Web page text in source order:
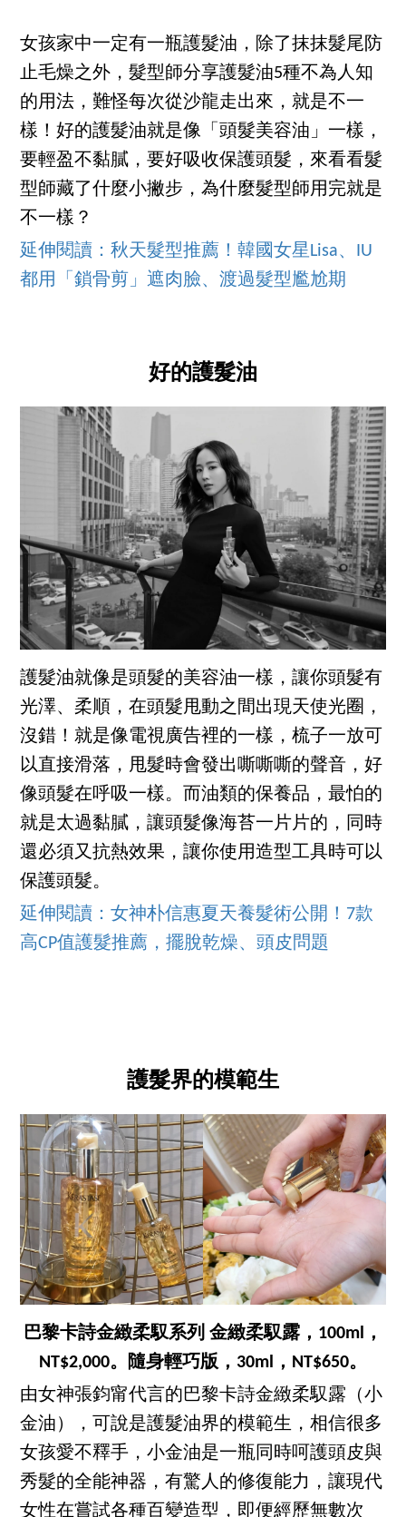
女孩家中一定有一瓶護髮油，除了抹抹髮尾防
止毛燥之外，髮型師分享護髮油5種不為人知
的用法，難怪每次從沙龍走出來，就是不一
樣！好的護髮油就是像「頭髮美容油」一樣，
要輕盈不黏膩，要好吸收保護頭髮，來看看髮
型師藏了什麼小撇步，為什麼髮型師用完就是
不一樣？
延伸閱讀：秋天髮型推薦！韓國女星Lisa、IU
都用「鎖骨剪」遮肉臉、渡過髮型尷尬期
好的護髮油
護髮油就像是頭髮的美容油一樣，讓你頭髮有
光澤、柔順，在頭髮甩動之間出現天使光圈，
沒錯！就是像電視廣告裡的一樣，梳子一放可
以直接滑落，甩髮時會發出嘶嘶嘶的聲音，好
像頭髮在呼吸一樣。而油類的保養品，最怕的
就是太過黏膩，讓頭髮像海苔一片片的，同時
還必須又抗熱效果，讓你使用造型工具時可以
保護頭髮。
延伸閱讀：女神朴信惠夏天養髮術公開！7款
高CP值護髮推薦，擺脫乾燥、頭皮問題
護髮界的模範生
巴黎卡詩金緻柔馭系列 金緻柔馭露，100ml，
NT$2,000。隨身輕巧版，30ml，NT$650。
由女神張鈞甯代言的巴黎卡詩金緻柔馭露（小
金油），可說是護髮油界的模範生，相信很多
女孩愛不釋手，小金油是一瓶同時呵護頭皮與
秀髮的全能神器，有驚人的修復能力，讓現代
女性在嘗試各種百變造型，即便經歷無數次